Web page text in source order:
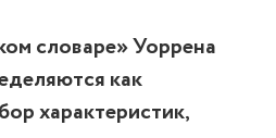
словаре» Уоррена
как
характеристик,